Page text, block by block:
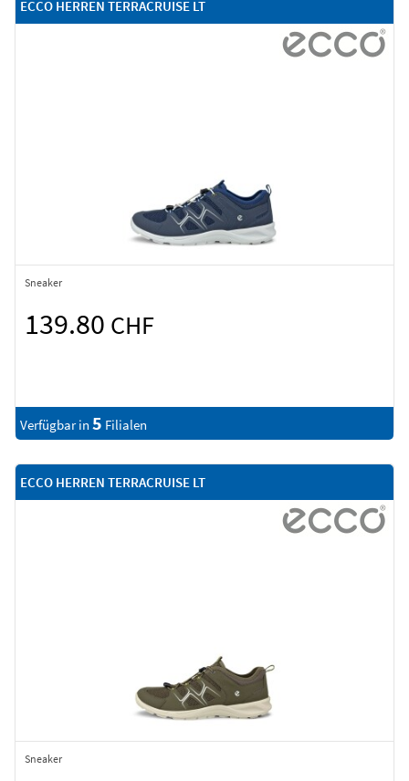
ECCO HERREN TERRACRUISE LT
Sneaker
139.80 CHF
Verfügbar in 5 Filialen
ECCO HERREN TERRACRUISE LT
Sneaker